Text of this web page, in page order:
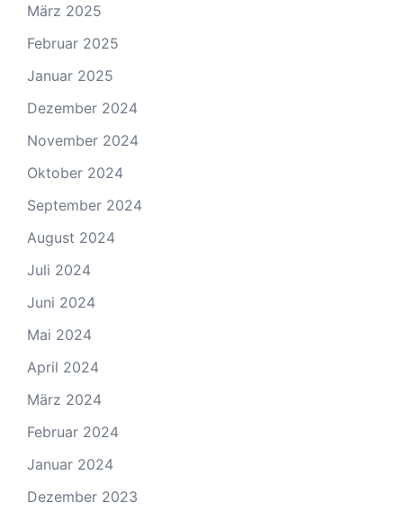
März 2025
Februar 2025
Januar 2025
Dezember 2024
November 2024
Oktober 2024
September 2024
August 2024
Juli 2024
Juni 2024
Mai 2024
April 2024
März 2024
Februar 2024
Januar 2024
Dezember 2023